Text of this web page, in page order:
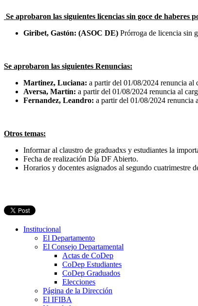
Se aprobaron las siguientes licencias sin goce de haberes
Giribet, Gastón: (ASOC DE) Prórroga de licencia sin
Se aprobaron las siguientes Renuncias:
Martinez, Luciana: a partir del 01/08/2024 renuncia
Aversa, Martín: a partir del 01/08/2024 renuncia al
Fernandez, Leandro: a partir del 01/08/2024
Otros temas:
Informar al claustro de graduadxs y estudiantes la
Fecha de realización Día DF Abierto.
Horarios y docentes asignados al segundo cuatrimestre
Institucional
El Departamento
El Consejo Departamental
Actas de CoDep
CoDep Estudiantes
CoDep Graduados
Elecciones
Página de la Dirección
El IFIBA